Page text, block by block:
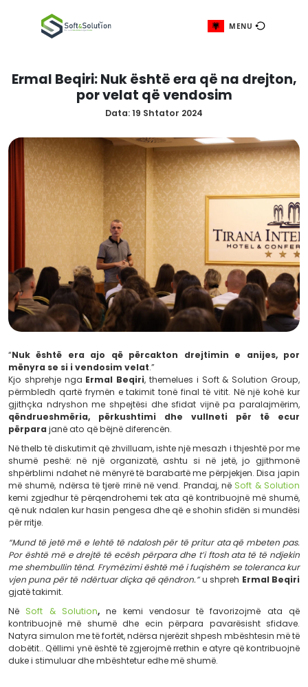
Ermal Beqiri: Nuk është era që
por velat që vendosim
Data:19 Shtator 2024
“Nuk është era ajo që përcakton drejtimin e
mënyra se si i vendosim velat.”
Kjo shprehje ngaErmal Beqiri, themelues i Soft &
përmbledh qartë frymën e takimit tonë final të vitit. Në
gjithçka ndryshon me shpejtësi dhe sfidat vijnë pa
qëndrueshmëria, përkushtimi dhe vullneti
përpara janë ato që bëjnë diferencën.
Në thelb të diskutimit që zhvilluam, ishte një mesazh i
shumë peshë: në një organizatë, ashtu si në jetë,
shpërblimi ndahet në mënyrë të barabartë me
më shumë, ndërsa të tjerë rrinë në vend. Prandaj, në
kemi zgjedhur të përqendrohemi tek ata që
që nuk ndalen kur hasin pengesa dhe që e shohin
për rritje.